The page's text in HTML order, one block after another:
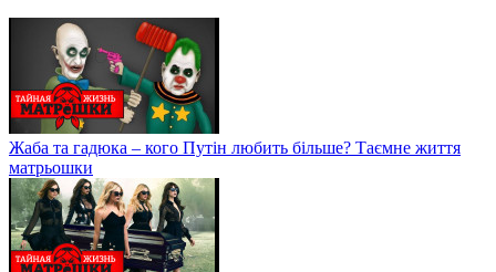
Жаба та гадюка – кого Путін любить більше? Таємне життя
матрьошки